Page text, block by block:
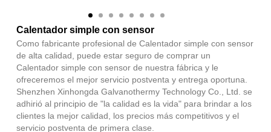
Calentador simple con sensor
Como fabricante profesional de Calentador simple con sensor
de alta calidad, puede estar seguro de comprar un
Calentador simple con sensor de nuestra fábrica y le
ofreceremos el mejor servicio postventa y entrega oportuna.
Shenzhen Xinhongda Galvanothermy Technology Co., Ltd. se
adhirió al principio de "la calidad es la vida" para brindar a los
clientes la mejor calidad, los precios más competitivos y el
servicio postventa de primera clase.